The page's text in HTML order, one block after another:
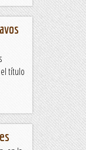
título